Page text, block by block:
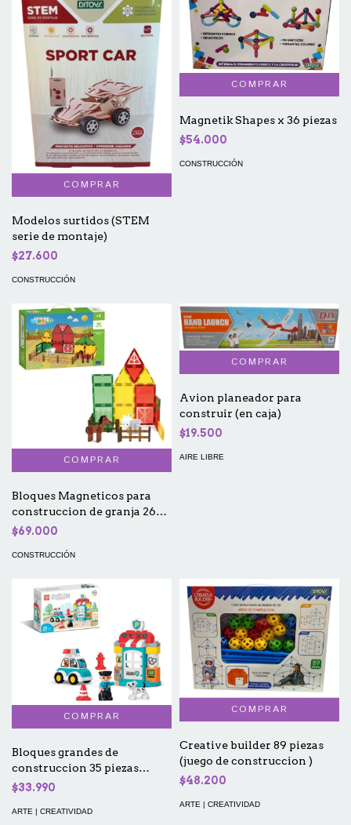
Modelos surtidos (STEM
serie de montaje)
$27.600
CONSTRUCCIÓN
Magnetik Shapes x 36 piezas
$54.000
CONSTRUCCIÓN
Bloques Magneticos para
construccion de granja 26
piezas
$69.000
CONSTRUCCIÓN
Avion planeador para
construir (en caja)
$19.500
AIRE LIBRE
Bloques grandes de
construccion 35 piezas
POLICIA (builder)
$33.990
ARTE | CREATIVIDAD
Creative builder 89 piezas
(juego de construccion )
$48.200
ARTE | CREATIVIDAD